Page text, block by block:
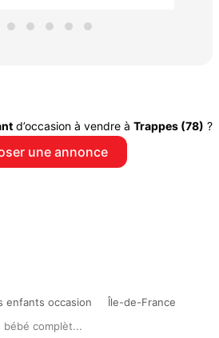
d’occasion à vendre à Trappes (78) ?
une annonce
enfants occasion
Île-de-France
bébé complèt...